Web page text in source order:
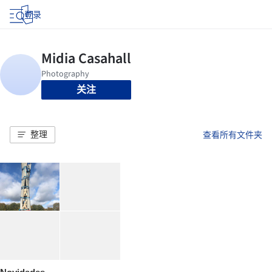
登录
关注
整理 查看所有文件夹